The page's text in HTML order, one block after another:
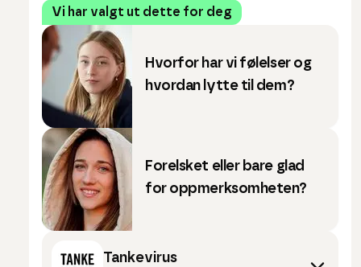
Vi har valgt ut dette for deg
Hvorfor har vi følelser og
hvordan lytte til dem?
Forelsket eller bare glad
for oppmerksomheten?
Tankevirus